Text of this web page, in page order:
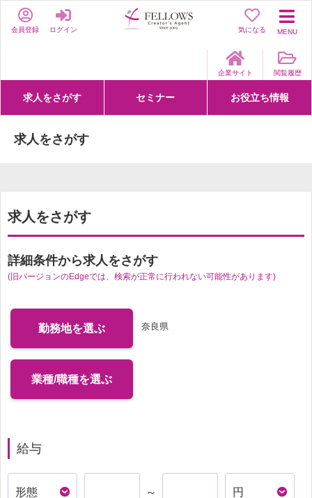
会員登録 ログイン 気になる MENU
企業サイト 閲覧履歴
求人をさがす
詳細条件からさがす
求人特集からさがす
セミナー
セミナーをさがす
クリエイティブNEXT
クリエイターズファーム
e-ラーニング
Fellows Creative Academy
企業研修
お役立ち情報
お役立ち情報一覧
聞くは一時、聞かぬは一生
クリエイターのお仕事図鑑
クリエイターの声
Q&A
企業様向けお役立ち情報
求人をさがす
求人をさがす
詳細条件から求人をさがす
(旧バージョンのEdgeでは、検索が正常に行われない可能性があります)
勤務地を選ぶ 奈良県
業種/職種を選ぶ
給与
～